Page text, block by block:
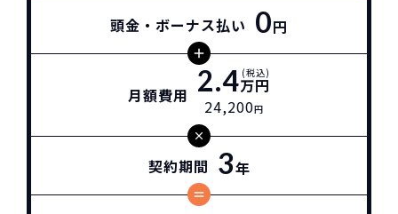
頭金・ボーナス払い 0円
月額費用 2.4万円
(税込)
24,200円
契約期間 3年